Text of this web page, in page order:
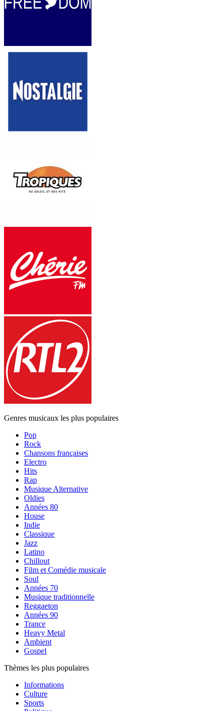
Genres musicaux les plus populaires
Pop
Rock
Chansons françaises
Electro
Hits
Rap
Musique Alternative
Oldies
Années 80
House
Indie
Classique
Jazz
Latino
Chillout
Film et Comédie musicale
Soul
Années 70
Musique traditionnelle
Reggaeton
Années 90
Trance
Heavy Metal
Ambient
Gospel
Thèmes les plus populaires
Informations
Culture
Sports